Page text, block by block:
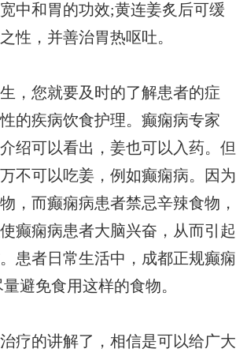
中和胃的功效;黄连姜炙后可缓
性，并善治胃热呕吐。
，您就要及时的了解患者的症
的疾病饮食护理。癫痫病专家
绍可以看出，姜也可以入药。但
不可以吃姜，例如癫痫病。因为
，而癫痫病患者禁忌辛辣食物，
癫痫病患者大脑兴奋，从而引起
患者日常生活中， 成都正规癫痫
避免食用这样的食物。
治疗的讲解了，相信是可以给广大